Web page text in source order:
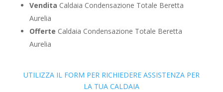
Vendita Caldaia Condensazione Totale Beretta
Aurelia
Offerte Caldaia Condensazione Totale Beretta
Aurelia
UTILIZZA IL FORM PER RICHIEDERE ASSISTENZA PER
LA TUA CALDAIA